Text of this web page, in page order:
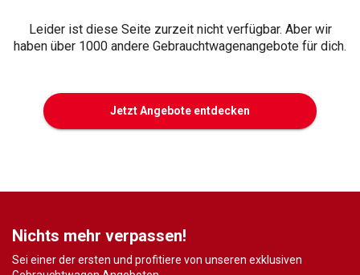
Leider ist diese Seite zurzeit nicht verfügbar. Aber wir
haben über 1000 andere Gebrauchtwagenangebote für dich.
Jetzt Angebote entdecken
Nichts mehr verpassen!
Sei einer der ersten und profitiere von unseren exklusiven